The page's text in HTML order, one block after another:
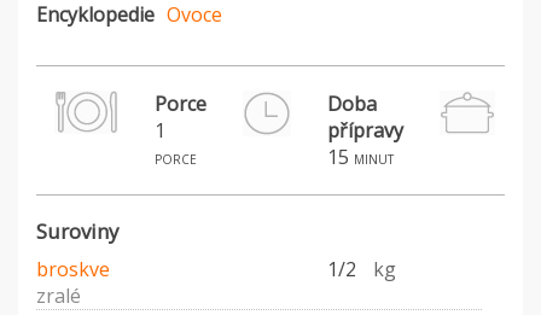
Encyklopedie Ovoce
Porce
1
porce
Doba
přípravy
15 minut
Suroviny
broskve 1/2
kg
zralé